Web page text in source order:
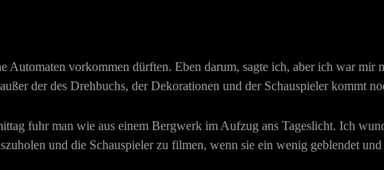
vorkommen dürften. Eben darum, sagte ich, aber ich war mir
der des Drehbuchs, der Dekorationen und der Schauspieler kommt
fuhr man wie aus einem Bergwerk im Aufzug ans Tageslicht. Ich
und die Schauspieler zu filmen, wenn sie ein wenig geblendet